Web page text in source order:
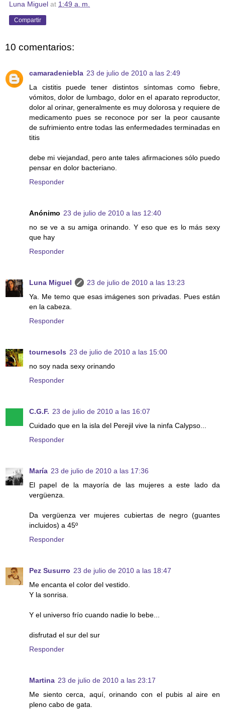
Luna Miguel at 1:49 a. m.
Compartir
10 comentarios:
camaradeniebla 23 de julio de 2010 a las 2:49
La cistitis puede tener distintos síntomas como fiebre,
vómitos, dolor de lumbago, dolor en el aparato reproductor,
dolor al orinar, generalmente es muy dolorosa y requiere de
medicamento pues se reconoce por ser la peor causante
de sufrimiento entre todas las enfermedades terminadas en
titis
debe mi viejandad, pero ante tales afirmaciones sólo puedo
pensar en dolor bacteriano.
Responder
Anónimo 23 de julio de 2010 a las 12:40
no se ve a su amiga orinando. Y eso que es lo más sexy
que hay
Responder
Luna Miguel
23 de julio de 2010 a las 13:23
Ya. Me temo que esas imágenes son privadas. Pues están
en la cabeza.
Responder
tournesols 23 de julio de 2010 a las 15:00
no soy nada sexy orinando
Responder
C.G.F. 23 de julio de 2010 a las 16:07
Cuidado que en la isla del Perejil vive la ninfa Calypso...
Responder
María 23 de julio de 2010 a las 17:36
El papel de la mayoría de las mujeres a este lado da
vergüenza.
Da vergüenza ver mujeres cubiertas de negro (guantes
incluidos) a 45º
Responder
Pez Susurro 23 de julio de 2010 a las 18:47
Me encanta el color del vestido.
Y la sonrisa.
Y el universo frío cuando nadie lo bebe...
disfrutad el sur del sur
Responder
Martina 23 de julio de 2010 a las 23:17
Me siento cerca, aquí, orinando con el pubis al aire en
pleno cabo de gata.